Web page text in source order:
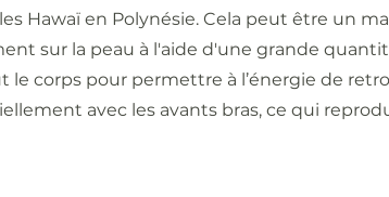
Hawaï en Polynésie. Cela peut être un
sur la peau à l'aide d'une grande
le corps pour permettre à l’énergie de
avec les avants bras, ce qui